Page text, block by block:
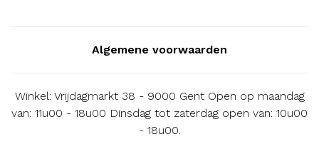
Algemene voorwaarden
Winkel: Vrijdagmarkt 38 - 9000 Gent Open op maandag
van: 11u00 - 18u00 Dinsdag tot zaterdag open van: 10u00
- 18u00.